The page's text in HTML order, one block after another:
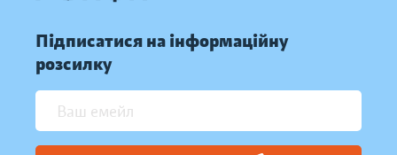
Підписатися на інформаційну
розсилку